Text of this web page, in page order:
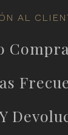
AL